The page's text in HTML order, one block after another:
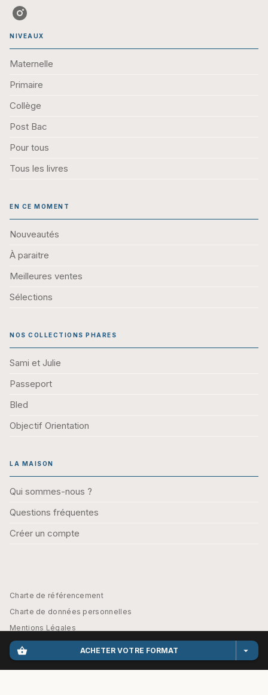
shopping_basket ACHETER VOTRE FORMAT arrow_drop_down
NIVEAUX
Maternelle
Primaire
Collège
Post Bac
Pour tous
Tous les livres
EN CE MOMENT
Nouveautés
À paraitre
Meilleures ventes
Sélections
NOS COLLECTIONS PHARES
Sami et Julie
Passeport
Bled
Objectif Orientation
LA MAISON
Qui sommes-nous ?
Questions fréquentes
Créer un compte
Charte de référencement
Charte de données personnelles
Mentions Légales
Engagement durable
CGU